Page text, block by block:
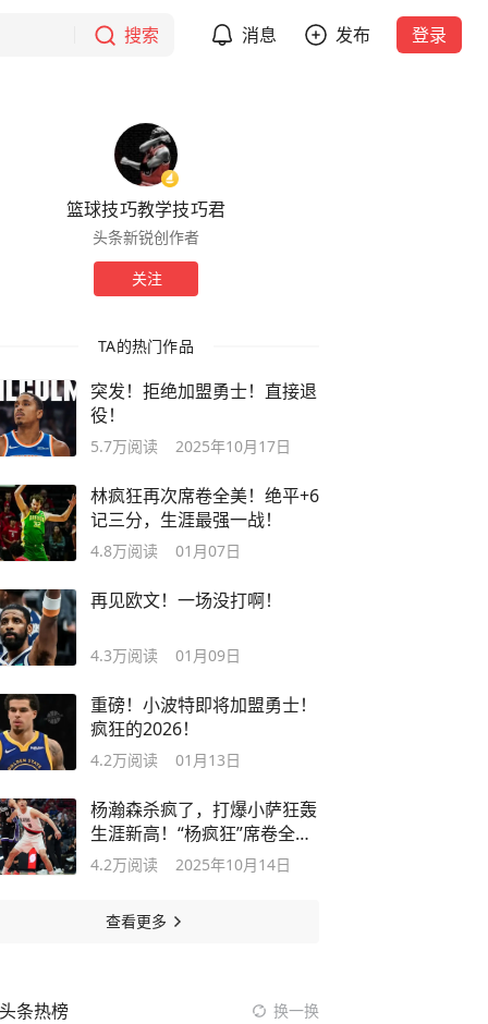
搜索 消息 发布 登录
篮球技巧教学技巧君
头条新锐创作者
关注
TA的热门作品
突发！拒绝加盟勇士！直接退
役！
5.7万阅读 2025年10月17日
林疯狂再次席卷全美！绝平+6
记三分，生涯最强一战！
4.8万阅读 01月07日
再见欧文！一场没打啊！
4.3万阅读 01月09日
重磅！小波特即将加盟勇士！
疯狂的2026！
4.2万阅读 01月13日
杨瀚森杀疯了，打爆小萨狂轰
生涯新高！“杨疯狂”席卷全
美！
4.2万阅读 2025年10月14日
查看更多
头条热榜 换一换